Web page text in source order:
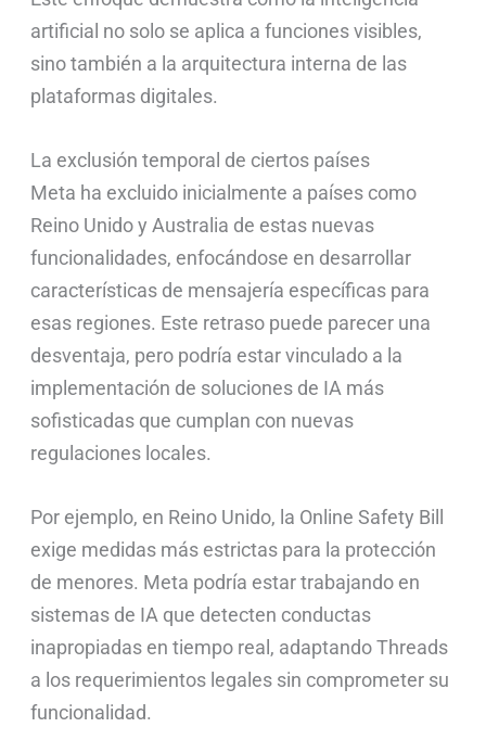
artificial no solo se aplica a funciones visibles,
sino también a la arquitectura interna de las
plataformas digitales.
La exclusión temporal de ciertos países
Meta ha excluido inicialmente a países como
Reino Unido y Australia de estas nuevas
funcionalidades, enfocándose en desarrollar
características de mensajería específicas para
esas regiones. Este retraso puede parecer una
desventaja, pero podría estar vinculado a la
implementación de soluciones de IA más
sofisticadas que cumplan con nuevas
regulaciones locales.
Por ejemplo, en Reino Unido, la Online Safety Bill
exige medidas más estrictas para la protección
de menores. Meta podría estar trabajando en
sistemas de IA que detecten conductas
inapropiadas en tiempo real, adaptando Threads
a los requerimientos legales sin comprometer su
funcionalidad.